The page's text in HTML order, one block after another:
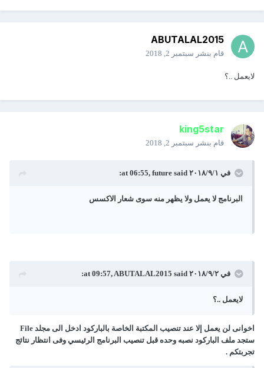
ABUTALAL2015
قام بنشر سبتمبر 2, 2018
لايعمل ..؟
king5star
قام بنشر سبتمبر 2, 2018
في ١‏/٩‏/٢٠١٨ at 06:55, futuresaid:
البرنامج لا يعمل ولا يظهر منه سوى شعار الاكسس
في ٢‏/٩‏/٢٠١٨ at 09:57, ABUTALAL2015said:
لايعمل ..؟
اخوانى لن يعمل إلا عند تنصيب المكتبة الخاصة بالباركود ادخل الى مجلد File
ستجد ملف الباركود نصبه وحده قبل تنصيب البرنامج الرئيسي وفى انتظار نتائج
تجربتكم .